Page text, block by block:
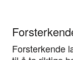
Forsterkende